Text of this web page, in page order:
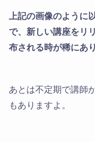
上記の画像のように
で、新しい講座をリ
布される時が稀にあ
あとは不定期で講師
もありますよ。